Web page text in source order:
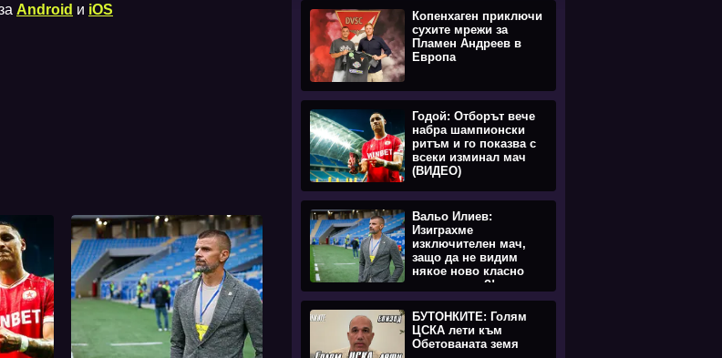
Android и iOS
Копенхаген приключи
сухите мрежи за
Пламен Андреев в
Европа
Годой: Отборът вече
набра шампионски
ритъм и го показва с
всеки изминал мач
(ВИДЕО)
Вальо Илиев:
Изиграхме
изключителен мач,
защо да не видим
някое ново класно
попълнение?!
(ВИДЕО)
БУТОНКИТЕ: Голям
ЦСКА лети към
Обетованата земя